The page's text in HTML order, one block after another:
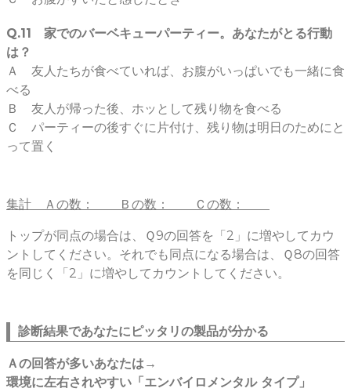
Q.11 家でのバーベキューパーティー。あなたがとる行動
は？
Ａ 友人たちが食べていれば、お腹がいっぱいでも一緒に食
べる
Ｂ 友人が帰った後、ホッとして残り物を食べる
Ｃ パーティーの後すぐに片付け、残り物は明日のためにと
って置く
集計 Ａの数： Ｂの数： Ｃの数：
トップが同点の場合は、Ｑ9の回答を「2」に増やしてカウ
ントしてください。それでも同点になる場合は、Ｑ8の回答
を同じく「2」に増やしてカウントしてください。
診断結果であなたにピッタリの製品が分かる
Ａの回答が多いあなたは→
環境に左右されやすい「エンバイロメンタル タイプ」